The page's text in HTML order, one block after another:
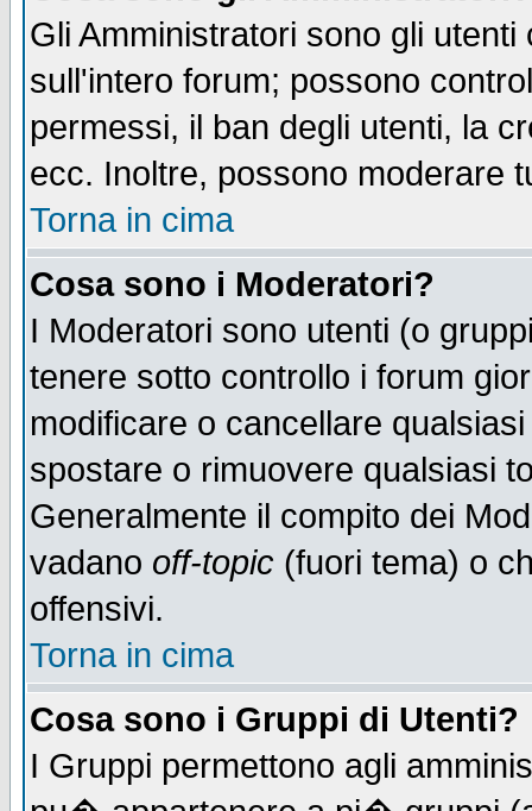
Gli Amministratori sono gli
sull'intero forum; possono
permessi, il ban degli utenti, la
ecc. Inoltre, possono moderare
Torna in cima
Cosa sono i Moderatori?
I Moderatori sono utenti (o
tenere sotto controllo i forum
modificare o cancellare
spostare o rimuovere qualsiasi
Generalmente il compito dei
vadano off-topic (fuori tema) o
offensivi.
Torna in cima
Cosa sono i Gruppi di Utenti?
I Gruppi permettono agli